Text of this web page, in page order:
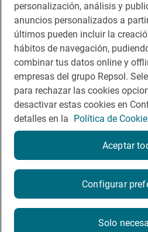
personalización, análisis y
anuncios personalizados a
últimos pueden incluir la
hábitos de navegación,
combinar tus datos online y
empresas del grupo Repsol.
para rechazar las cookies
desactivar estas cookies en
detalles en la Política de
Configurar
Solo
Aceptar